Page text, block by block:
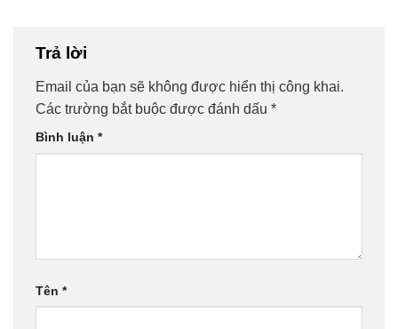
Trả lời
Email của bạn sẽ không được hiển thị công khai.
Các trường bắt buộc được đánh dấu *
Bình luận *
Tên *